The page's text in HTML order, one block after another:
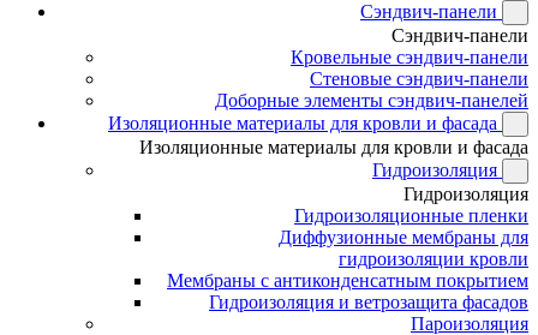
Сэндвич-панели
Сэндвич-панели
Кровельные сэндвич-панели
Стеновые сэндвич-панели
Доборные элементы сэндвич-панелей
Изоляционные материалы для кровли и фасада
Изоляционные материалы для кровли и фасада
Гидроизоляция
Гидроизоляция
Гидроизоляционные пленки
Диффузионные мембраны для
гидроизоляции кровли
Мембраны с антиконденсатным покрытием
Гидроизоляция и ветрозащита фасадов
Пароизоляция